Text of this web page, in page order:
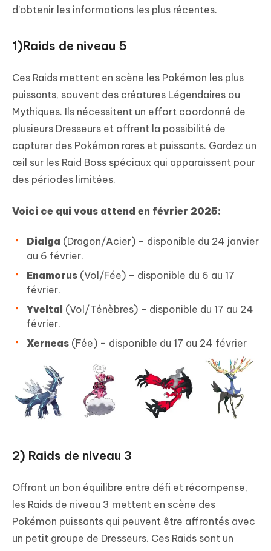
d’obtenir les informations les plus récentes.
1)Raids de niveau 5
Ces Raids mettent en scène les Pokémon les plus
puissants, souvent des créatures Légendaires ou
Mythiques. Ils nécessitent un effort coordonné de
plusieurs Dresseurs et offrent la possibilité de
capturer des Pokémon rares et puissants. Gardez un
œil sur les Raid Boss spéciaux qui apparaissent pour
des périodes limitées.
Voici ce qui vous attend en février 2025:
Dialga (Dragon/Acier) – disponible du 24 janvier
au 6 février.
Enamorus (Vol/Fée) – disponible du 6 au 17
février.
Yveltal (Vol/Ténèbres) – disponible du 17 au 24
février.
Xerneas (Fée) – disponible du 17 au 24 février
2) Raids de niveau 3
Offrant un bon équilibre entre défi et récompense,
les Raids de niveau 3 mettent en scène des
Pokémon puissants qui peuvent être affrontés avec
un petit groupe de Dresseurs. Ces Raids sont un